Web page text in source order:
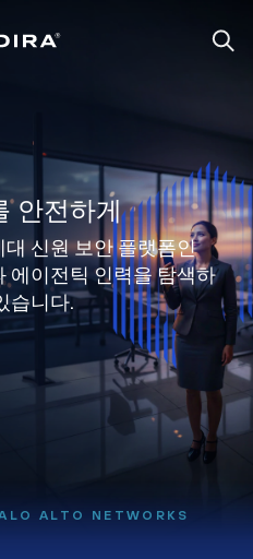
안전하게
대 신원보안 플랫폼인
에이전틱 인력을탐색하
습니다.
ALTO NETWORKS